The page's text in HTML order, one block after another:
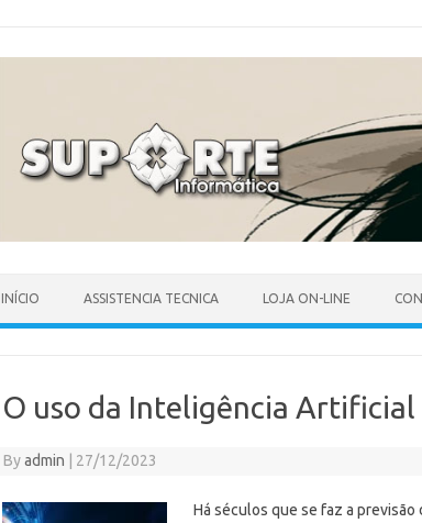
INÍCIO ASSISTENCIA TECNICA LOJA ON-LINE
O uso da Inteligência
Byadmin 27/12/2023
Há séculos que se faz a previsão